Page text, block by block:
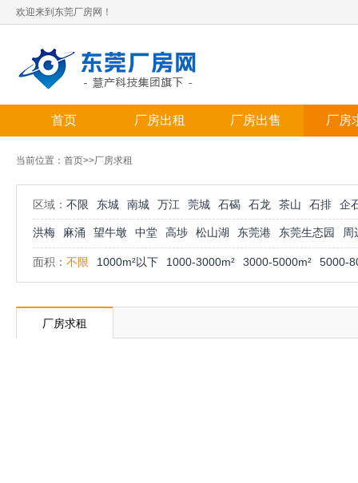
欢迎来到东莞厂房网！
首页 厂房出租 厂房出售 厂房
当前位置： 首页>>厂房求租
区域： 不限 东城 南城 万江 莞城 石碣 石龙 茶山 石排 企
洪梅 麻涌 望牛墩 中堂 高埗 松山湖 东莞港 东莞生态园 周
面积： 不限 1000m²以下 1000-3000m² 3000-5000m² 5000-
厂房求租